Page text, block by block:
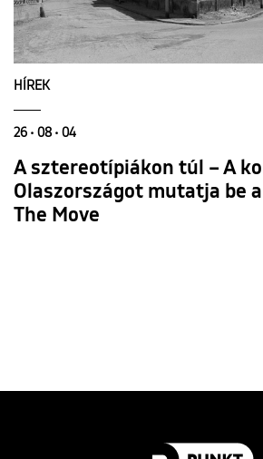
HÍREK
26 • 08 • 04
A sztereotípiákon túl – A
Olaszországot mutatja be
The Move